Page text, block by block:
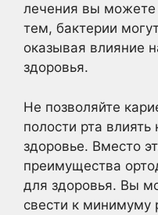
лечения вы
тем, бактерии
оказывая влияние
здоровья.
Не позволяйте
полости рта
здоровье. Вместо
преимущества
для здоровья. Вы
свести к минимуму